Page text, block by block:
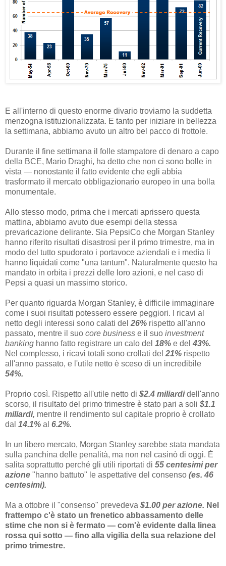
E all'interno di questo enorme divario troviamo la suddetta
menzogna istituzionalizzata. E tanto per iniziare in bellezza
la settimana, abbiamo avuto un altro bel pacco di frottole.
Durante il fine settimana il folle stampatore di denaro a capo
della BCE, Mario Draghi, ha detto che non ci sono bolle in
vista — nonostante il fatto evidente che egli abbia
trasformato il mercato obbligazionario europeo in una bolla
monumentale.
Allo stesso modo, prima che i mercati aprissero questa
mattina, abbiamo avuto due esempi della stessa
prevaricazione delirante. Sia PepsiCo che Morgan Stanley
hanno riferito risultati disastrosi per il primo trimestre, ma in
modo del tutto spudorato i portavoce aziendali e i media li
hanno liquidati come "una tantum". Naturalmente questo ha
mandato in orbita i prezzi delle loro azioni, e nel caso di
Pepsi a quasi un massimo storico.
Per quanto riguarda Morgan Stanley, è difficile immaginare
come i suoi risultati potessero essere peggiori. I ricavi al
netto degli interessi sono calati del 26% rispetto all'anno
passato, mentre il suo core business e il suo investment
banking hanno fatto registrare un calo del 18% e del 43%.
Nel complesso, i ricavi totali sono crollati del 21% rispetto
all'anno passato, e l'utile netto è sceso di un incredibile
54%.
Proprio così. Rispetto all'utile netto di $2.4 miliardidell'anno
scorso, il risultato del primo trimestre è stato pari a soli $1.1
miliardi, mentre il rendimento sul capitale proprio è crollato
dal 14.1% al 6.2%.
In un libero mercato, Morgan Stanley sarebbe stata mandata
sulla panchina delle penalità, ma non nel casinò di oggi. È
salita soprattutto perché gli utili riportati di 55 centesimi per
azione "hanno battuto" le aspettative del consenso (es. 46
centesimi).
Ma a ottobre il "consenso" prevedeva $1.00 per azione. Nel
frattempo c'è stato un frenetico abbassamento delle
stime che non si è fermato — com'è evidente dalla linea
rossa qui sotto — fino alla vigilia della sua relazione del
primo trimestre.